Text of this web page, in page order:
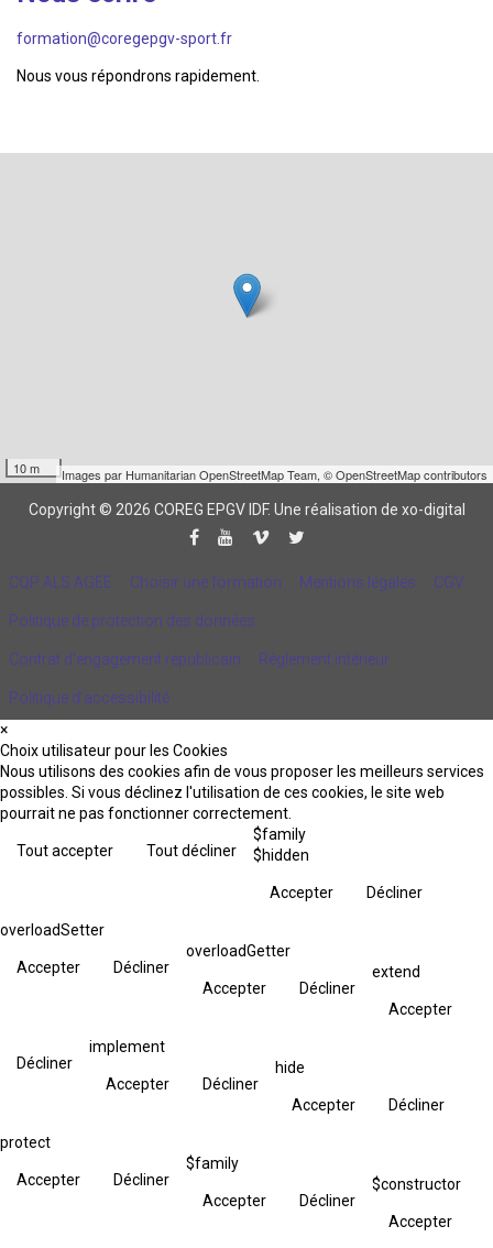
formation@coregepgv-sport.fr
Nous vous répondrons rapidement.
10 m Images par Humanitarian OpenStreetMap Team, © OpenStreetMap contributors
Copyright © 2026 COREG EPGV IDF. Une réalisation de xo-digital
CQP ALS AGEE Choisir une formation Mentions légales CGV
Politique de protection des données
Contrat d'engagement républicain Règlement intérieur
Politique d’accessibilité
×
Choix utilisateur pour les Cookies
Nous utilisons des cookies afin de vous proposer les meilleurs services
possibles. Si vous déclinez l'utilisation de ces cookies, le site web
pourrait ne pas fonctionner correctement.
Tout accepter Tout décliner
$family
$hidden
Accepter Décliner
overloadSetter
Accepter Décliner
overloadGetter
Accepter Décliner
extend
Accepter
Décliner
implement
Accepter Décliner
hide
Accepter Décliner
protect
Accepter Décliner
$family
Accepter Décliner
$constructor
Accepter